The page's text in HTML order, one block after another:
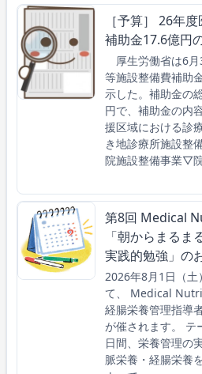
［予算］ 26年
補助金17.6億円
厚生労働省は6
等施設整備費補助
示した。補助金の
円で、補助金の内
援区域における診
き地診療所施設整
院施設整備事業▽
第8回 Medical
「朝からまる
実践的勉強」の
2026年8月1日（
て、 Medical
経腸栄養管理指導
が催されます。 テ
日間、栄養管理の
脈栄養・経腸栄養